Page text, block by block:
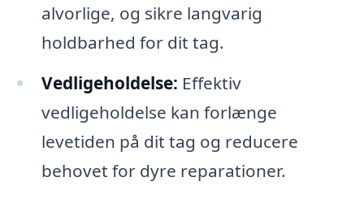
alvorlige, og sikre langvarig
holdbarhed for dit tag.
Vedligeholdelse: Effektiv
vedligeholdelse kan forlænge
levetiden på dit tag og reducere
behovet for dyre reparationer.